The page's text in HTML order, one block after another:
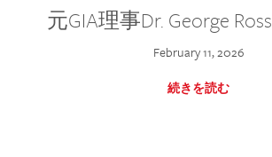
元GIA理事Dr. George
February 11, 2026
続きを読む